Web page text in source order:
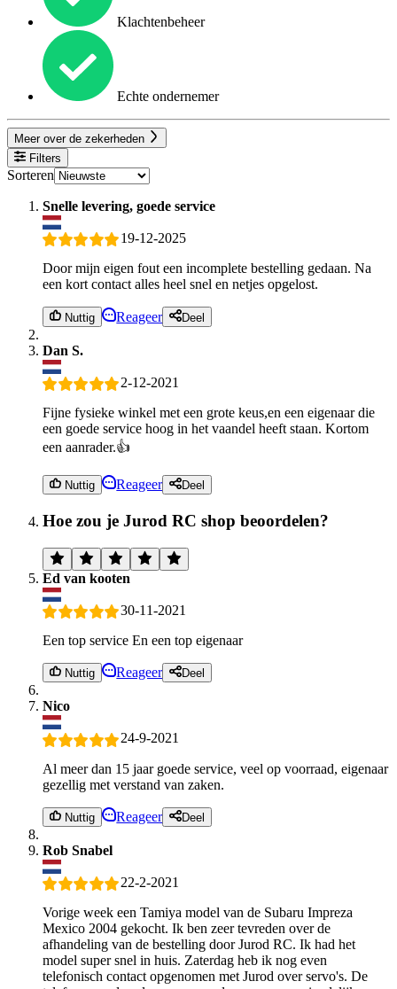
Klachtenbeheer
Echte ondernemer
Meer over de zekerheden
Filters
Sorteren
Snelle levering, goede service
19-12-2025
Door mijn eigen fout een incomplete bestelling gedaan. Na
een kort contact alles heel snel en netjes opgelost.
Nuttig Reageer Deel
Dan S.
2-12-2021
Fijne fysieke winkel met een grote keus,en een eigenaar die
een goede service hoog in het vaandel heeft staan. Kortom
een aanrader.👍
Nuttig Reageer Deel
Hoe zou je Jurod RC shop beoordelen?
Ed van kooten
30-11-2021
Een top service En een top eigenaar
Nuttig Reageer Deel
Nico
24-9-2021
Al meer dan 15 jaar goede service, veel op voorraad, eigenaar
gezellig met verstand van zaken.
Nuttig Reageer Deel
Rob Snabel
22-2-2021
Vorige week een Tamiya model van de Subaru Impreza
Mexico 2004 gekocht. Ik ben zeer tevreden over de
afhandeling van de bestelling door Jurod RC. Ik had het
model super snel in huis. Zaterdag heb ik nog even
telefonisch contact opgenomen met Jurod over servo's. De